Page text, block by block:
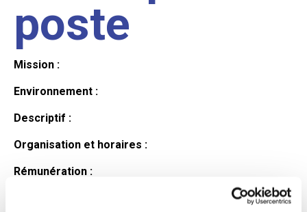
poste
Mission :
Environnement :
Descriptif :
Organisation et horaires :
Rémunération :